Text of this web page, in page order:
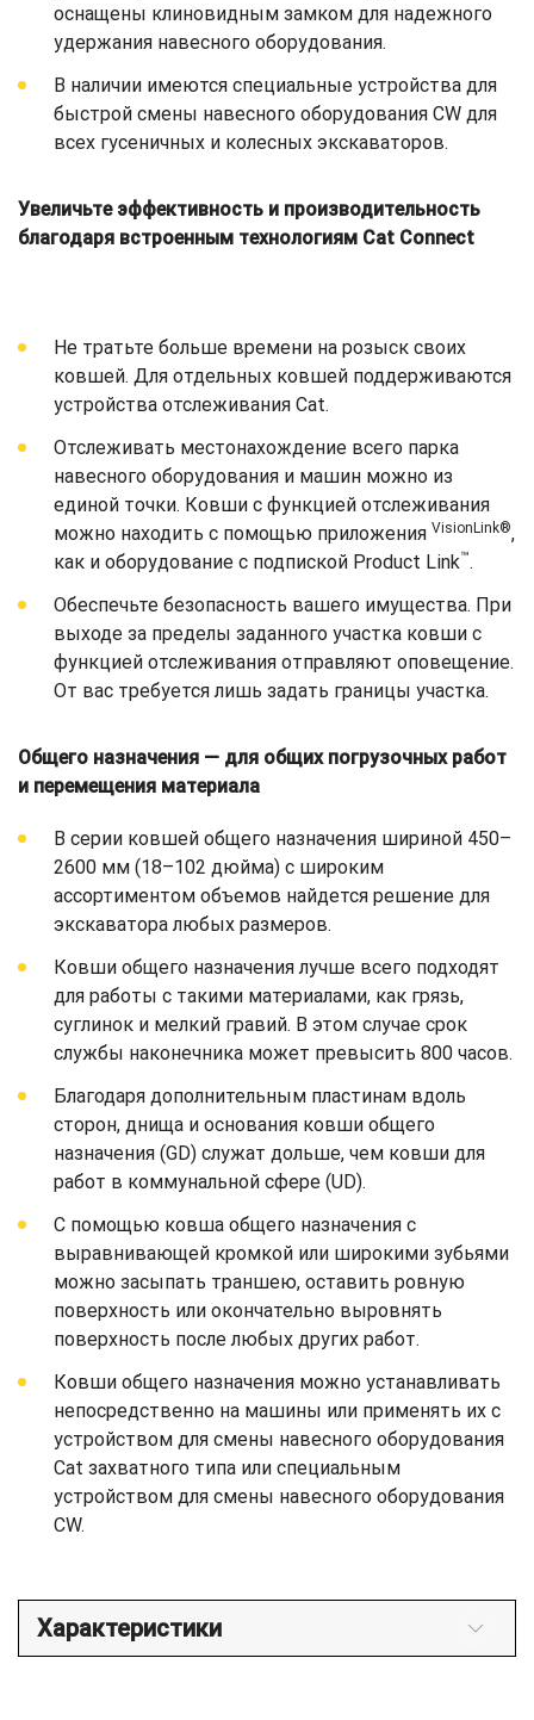
оснащены клиновидным замком для надежного
удержания навесного оборудования.
В наличии имеются специальные устройства для
быстрой смены навесного оборудования CW для
всех гусеничных и колесных экскаваторов.
Увеличьте эффективность и производительность
благодаря встроенным технологиям Cat Connect
Не тратьте больше времени на розыск своих
ковшей. Для отдельных ковшей поддерживаются
устройства отслеживания Cat.
Отслеживать местонахождение всего парка
навесного оборудования и машин можно из
единой точки. Ковши с функцией отслеживания
можно находить с помощью приложения VisionLink®,
как и оборудование с подпиской Product Link™.
Обеспечьте безопасность вашего имущества. При
выходе за пределы заданного участка ковши с
функцией отслеживания отправляют оповещение.
От вас требуется лишь задать границы участка.
Общего назначения — для общих погрузочных работ
и перемещения материала
В серии ковшей общего назначения шириной 450–
2600 мм (18–102 дюйма) с широким
ассортиментом объемов найдется решение для
экскаватора любых размеров.
Ковши общего назначения лучше всего подходят
для работы с такими материалами, как грязь,
суглинок и мелкий гравий. В этом случае срок
службы наконечника может превысить 800 часов.
Благодаря дополнительным пластинам вдоль
сторон, днища и основания ковши общего
назначения (GD) служат дольше, чем ковши для
работ в коммунальной сфере (UD).
С помощью ковша общего назначения с
выравнивающей кромкой или широкими зубьями
можно засыпать траншею, оставить ровную
поверхность или окончательно выровнять
поверхность после любых других работ.
Ковши общего назначения можно устанавливать
непосредственно на машины или применять их с
устройством для смены навесного оборудования
Cat захватного типа или специальным
устройством для смены навесного оборудования
CW.
Характеристики